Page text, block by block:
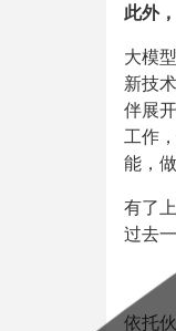
此外
大模
新技
伴展
工作
能，
有了
过去
依托